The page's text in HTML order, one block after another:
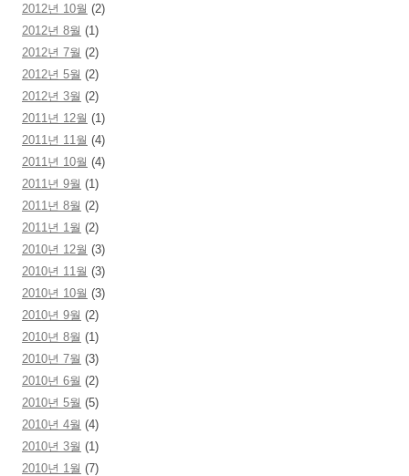
2012년 10월 (2)
2012년 8월 (1)
2012년 7월 (2)
2012년 5월 (2)
2012년 3월 (2)
2011년 12월 (1)
2011년 11월 (4)
2011년 10월 (4)
2011년 9월 (1)
2011년 8월 (2)
2011년 1월 (2)
2010년 12월 (3)
2010년 11월 (3)
2010년 10월 (3)
2010년 9월 (2)
2010년 8월 (1)
2010년 7월 (3)
2010년 6월 (2)
2010년 5월 (5)
2010년 4월 (4)
2010년 3월 (1)
2010년 1월 (7)